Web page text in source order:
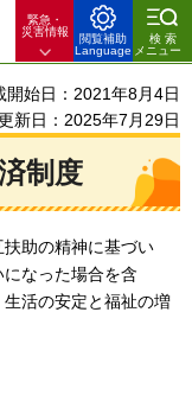
緊急・
災害情報
閲覧補助
Language
検索
メニュー
開始日：2021年8月4日
新日：2025年7月29日
制度
扶助の精神に基づい
なった場合を含
活の安定と福祉の増